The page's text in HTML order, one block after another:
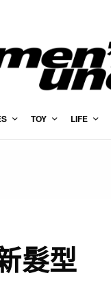
TOY LIFE
髮型